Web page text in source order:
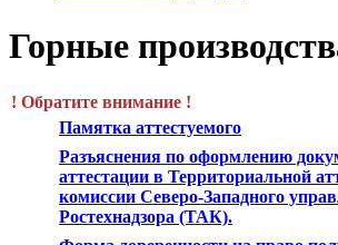
Горные
! Обратите внимание !
Памятка аттестуемого
Разъяснения по оформлению
аттестации в Территориальной
комиссии Северо-Западного
Ростехнадзора (ТАК).